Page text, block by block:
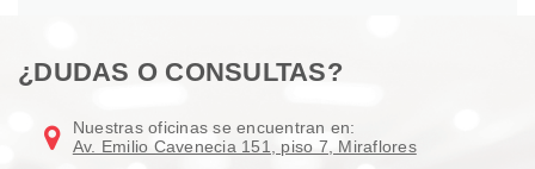
¿DUDAS O CONSULTAS?
Nuestras oficinas se encuentran en:
Av. Emilio Cavenecia 151, piso 7, Miraflores